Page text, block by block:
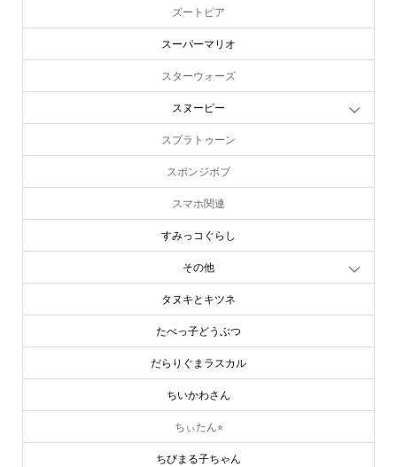
ズートピア
スーパーマリオ
スターウォーズ
スヌーピー
スプラトゥーン
スポンジボブ
スマホ関連
すみっコぐらし
その他
タヌキとキツネ
たべっ子どうぶつ
だらりぐまラスカル
ちいかわさん
ちぃたん⭐︎
ちびまる子ちゃん